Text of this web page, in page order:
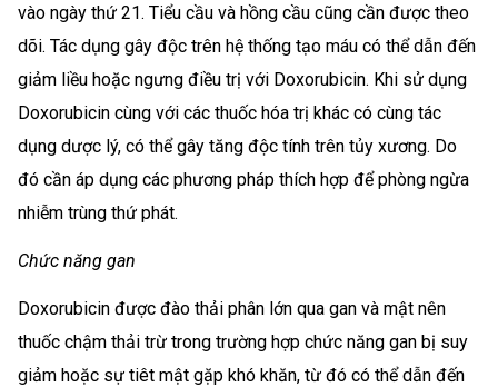
vào ngày thứ 21. Tiểu cầu và hồng cầu cũng cần được theo
dõi. Tác dụng gây độc trên hệ thống tạo máu có thể dẫn đến
giảm liều hoặc ngưng điều trị với Doxorubicin. Khi sử dụng
Doxorubicin cùng với các thuốc hóa trị khác có cùng tác
dụng dược lý, có thể gây tăng độc tính trên tủy xương. Do
đó cần áp dụng các phương pháp thích hợp để phòng ngừa
nhiễm trùng thứ phát.
Chức năng gan
Doxorubicin được đào thải phân lớn qua gan và mật nên
thuốc chậm thải trừ trong trường hợp chức năng gan bị suy
giảm hoặc sự tiêt mật gặp khó khăn, từ đó có thể dẫn đến